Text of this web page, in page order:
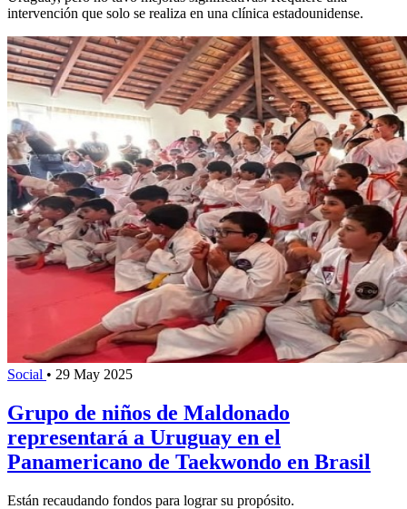
intervención que solo se realiza en una clínica estadounidense.
Social • 29 May 2025
Grupo de niños de Maldonado
representará a Uruguay en el
Panamericano de Taekwondo en Brasil
Están recaudando fondos para lograr su propósito.